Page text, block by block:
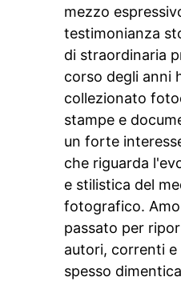
mezzo
testimonianza
di straordinaria
corso degli anni
collezionato
stampe e
un forte
che riguarda
e stilistica del
fotografico.
passato per
autori, correnti
spesso